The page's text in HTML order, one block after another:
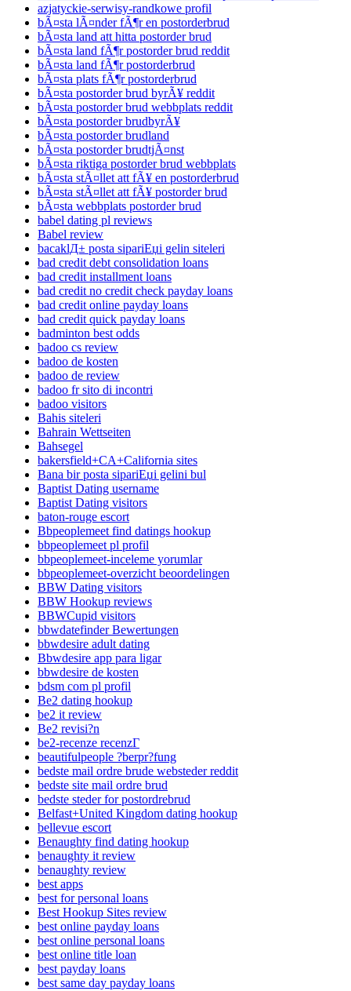
azjatyckie-serwisy-randkowe profil
bÃ¤sta lÃ¤nder fÃ¶r en postorderbrud
bÃ¤sta land att hitta postorder brud
bÃ¤sta land fÃ¶r postorder brud reddit
bÃ¤sta land fÃ¶r postorderbrud
bÃ¤sta plats fÃ¶r postorderbrud
bÃ¤sta postorder brud byrÃ¥ reddit
bÃ¤sta postorder brud webbplats reddit
bÃ¤sta postorder brudbyrÃ¥
bÃ¤sta postorder brudland
bÃ¤sta postorder brudtjÃ¤nst
bÃ¤sta riktiga postorder brud webbplats
bÃ¤sta stÃ¤llet att fÃ¥ en postorderbrud
bÃ¤sta stÃ¤llet att fÃ¥ postorder brud
bÃ¤sta webbplats postorder brud
babel dating pl reviews
Babel review
bacaklД± posta sipariЕџi gelin siteleri
bad credit debt consolidation loans
bad credit installment loans
bad credit no credit check payday loans
bad credit online payday loans
bad credit quick payday loans
badminton best odds
badoo cs review
badoo de kosten
badoo de review
badoo fr sito di incontri
badoo visitors
Bahis siteleri
Bahrain Wettseiten
Bahsegel
bakersfield+CA+California sites
Bana bir posta sipariЕџi gelini bul
Baptist Dating username
Baptist Dating visitors
baton-rouge escort
Bbpeoplemeet find datings hookup
bbpeoplemeet pl profil
bbpeoplemeet-inceleme yorumlar
bbpeoplemeet-overzicht beoordelingen
BBW Dating visitors
BBW Hookup reviews
BBWCupid visitors
bbwdatefinder Bewertungen
bbwdesire adult dating
Bbwdesire app para ligar
bbwdesire de kosten
bdsm com pl profil
Be2 dating hookup
be2 it review
Be2 revisi?n
be2-recenze recenzГ­
beautifulpeople ?berpr?fung
bedste mail ordre brude websteder reddit
bedste site mail ordre brud
bedste steder for postordrebrud
Belfast+United Kingdom dating hookup
bellevue escort
Benaughty find dating hookup
benaughty it review
benaughty review
best apps
best for personal loans
Best Hookup Sites review
best online payday loans
best online personal loans
best online title loan
best payday loans
best same day payday loans